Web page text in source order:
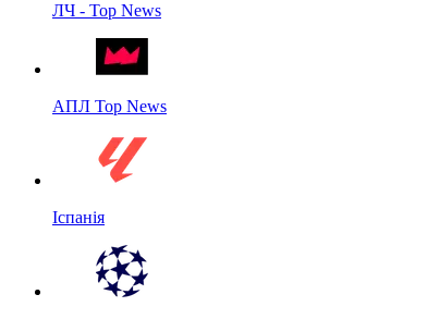
ЛЧ - Top News
АПЛ Top News
Іспанія